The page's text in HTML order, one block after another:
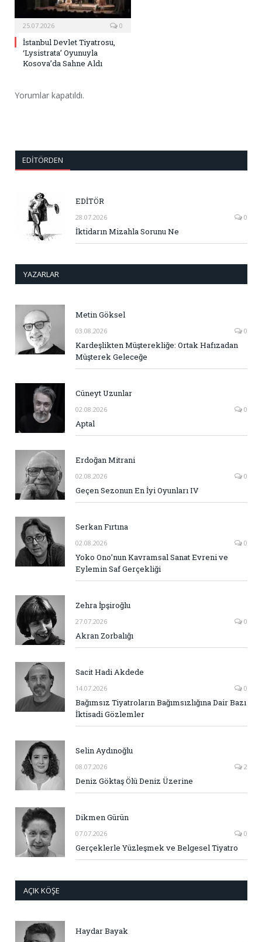
25.07.2026 0
İstanbul Devlet Tiyatrosu,
‘Lysistrata’ Oyunuyla
Kosova’da Sahne Aldı
Yorumlar kapatıldı.
EDITÖRDEN
EDİTÖR
28.07.2026 0
İktidarın Mizahla Sorunu Ne
YAZARLAR
Metin Göksel
03.08.2026 0
Kardeşlikten Müşterekliğe: Ortak Hafızadan
Müşterek Geleceğe
Cüneyt Uzunlar
02.08.2026 0
Aptal
Erdoğan Mitrani
02.08.2026 0
Geçen Sezonun En İyi Oyunları IV
Serkan Fırtına
02.08.2026 0
Yoko Ono’nun Kavramsal Sanat Evreni ve
Eylemin Saf Gerçekliği
Zehra İpşiroğlu
27.07.2026 0
Akran Zorbalığı
Sacit Hadi Akdede
14.07.2026 0
Bağımsız Tiyatroların Bağımsızlığına Dair Bazı
İktisadi Gözlemler
Selin Aydınoğlu
08.07.2026 2
Deniz Göktaş Ölü Deniz Üzerine
Dikmen Gürün
07.07.2026 0
Gerçeklerle Yüzleşmek ve Belgesel Tiyatro
AÇIK KÖŞE
Haydar Bayak